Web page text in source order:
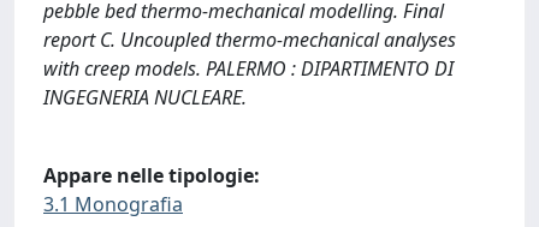
pebble bed thermo-mechanical modelling. Final
report C. Uncoupled thermo-mechanical analyses
with creep models. PALERMO : DIPARTIMENTO DI
INGEGNERIA NUCLEARE.
Appare nelle tipologie:
3.1 Monografia